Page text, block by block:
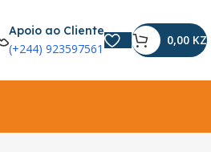
Apoio ao Cliente
(+244) 923597561
0,00 KZ